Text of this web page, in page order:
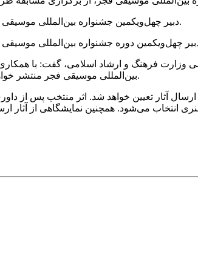
دبیر چهل‌ویکمین جشنواره بین‌المللی موسیقی فجر، از برگزاری مسابقه طراحی پوستر این دوره و انتشار فراخوان آن خبر داد.
وزارت فرهنگ و ارشاد اسلامی، گفت: با
بین‌المللی موسیقی فجر منتشر خواهد شد و هنرمندان می‌توانند آثار خود را برای شرکت در این مسابقه ارسال کنند.
آثار تعیین خواهد شد. اثر منتخب پس از